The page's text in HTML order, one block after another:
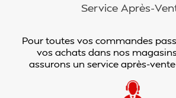
Service Après-
Pour toutes vos commandes
vos achats dans nos
assurons un service après-